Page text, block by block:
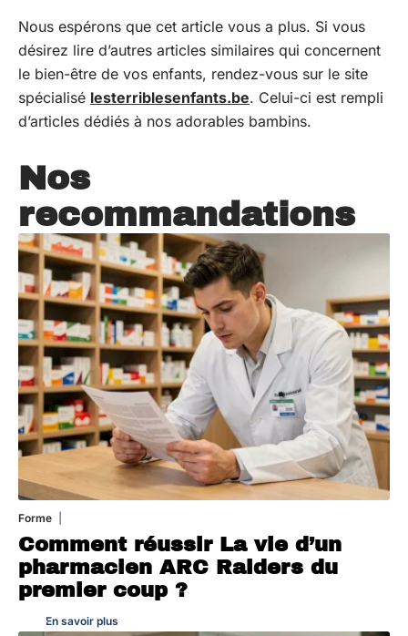
Nous espérons que cet article vous a plus. Si vous
désirez lire d’autres articles similaires qui concernent
le bien-être de vos enfants, rendez-vous sur le site
spécialisé lesterriblesenfants.be. Celui-ci est rempli
d’articles dédiés à nos adorables bambins.
Nos
recommandations
Forme
Comment réussir La vie d’un
pharmacien ARC Raiders du
premier coup ?
En savoir plus